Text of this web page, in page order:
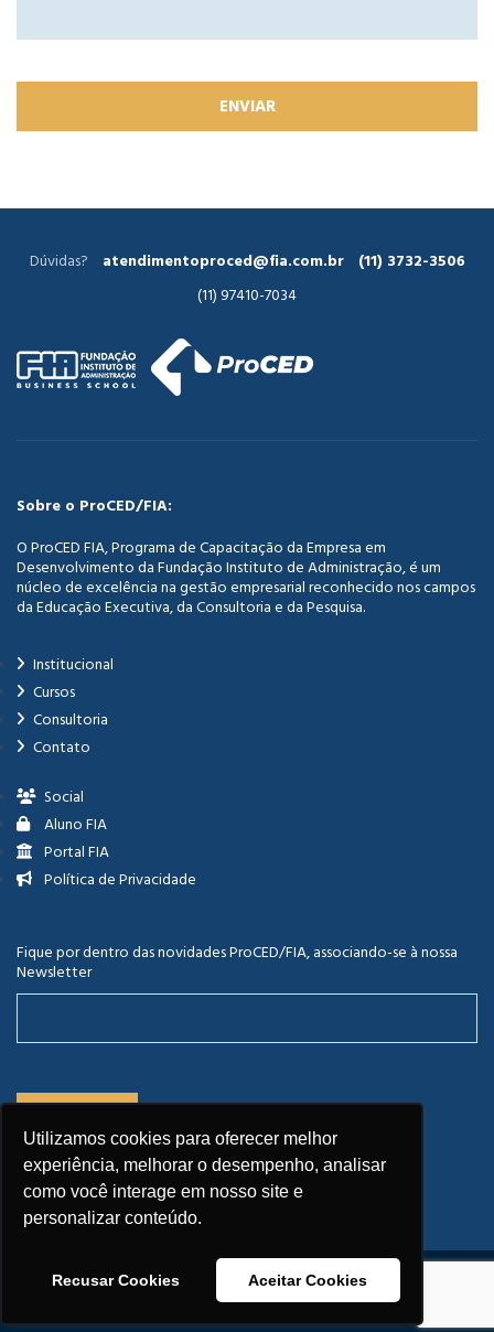
Utilizamos cookies para oferecer melhor
experiência, melhorar o desempenho, analisar
como você interage em nosso site e
personalizar conteúdo.
Recusar Cookies Aceitar Cookies
Dúvidas? atendimentoproced@fia.com.br
(11) 3732-3506
(11) 97410-7034
Sobre o ProCED/FIA:
O ProCED FIA, Programa de Capacitação da Empresa em
Desenvolvimento da Fundação Instituto de Administração, é um
núcleo de excelência na gestão empresarial reconhecido nos campos
da Educação Executiva, da Consultoria e da Pesquisa.
Institucional
Cursos
Consultoria
Contato
Social
Aluno FIA
Portal FIA
Política de Privacidade
Fique por dentro das novidades ProCED/FIA, associando-se à nossa
Newsletter
Copyright © 2026 FIA.
Todos os direitos reservados